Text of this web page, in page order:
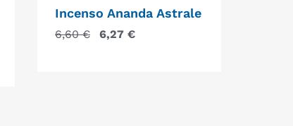
Incenso Ananda Astrale
6,60€ 6,27 €